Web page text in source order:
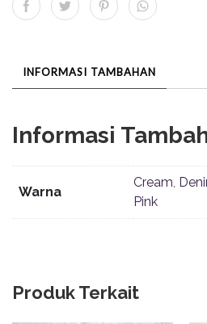
INFORMASI TAMBAHAN
Informasi
Warna
Cream,
Pink
Produk Terkait